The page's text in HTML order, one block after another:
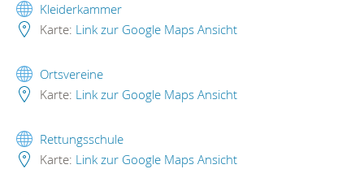
Kleiderkammer
Karte: Link zur Google Maps Ansicht
Ortsvereine
Karte: Link zur Google Maps Ansicht
Rettungsschule
Karte: Link zur Google Maps Ansicht